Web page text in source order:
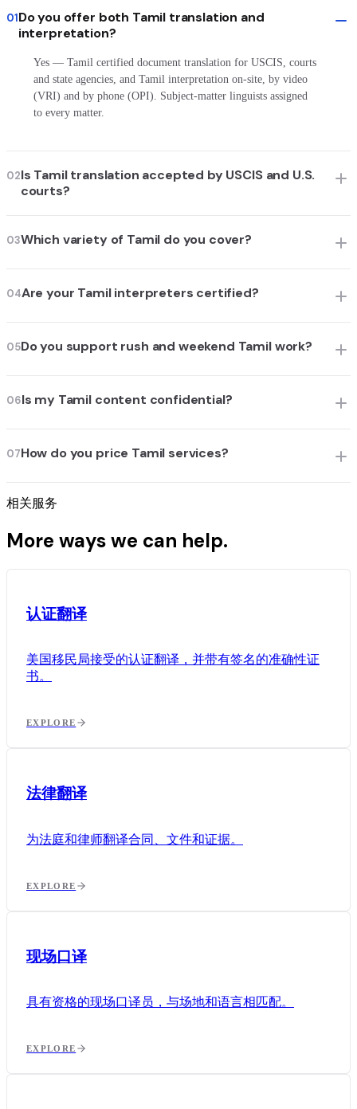
01Do you offer both Tamil translation and
interpretation?
Yes — Tamil certified document translation for USCIS, courts
and state agencies, and Tamil interpretation on-site, by video
(VRI) and by phone (OPI). Subject-matter linguists assigned
to every matter.
02Is Tamil translation accepted by USCIS and U.S.
courts?
03Which variety of Tamil do you cover?
04Are your Tamil interpreters certified?
05Do you support rush and weekend Tamil work?
06Is my Tamil content confidential?
07How do you price Tamil services?
相关服务
More ways we can help.
认证翻译
美国移民局接受的认证翻译，并带有签名的准确性证
书。
EXPLORE
法律翻译
为法庭和律师翻译合同、文件和证据。
EXPLORE
现场口译
具有资格的现场口译员，与场地和语言相匹配。
EXPLORE